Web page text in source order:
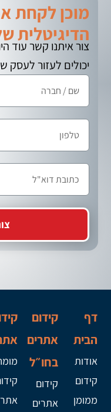
מוכן לקחת
הדיגיטלית
צור איתנו קשר עוד
יכולים לעזור לעסק
דף
הבית
אודות
קידום
ממומן
קידום
אתרים
בחו״ל
קידום
אתרים